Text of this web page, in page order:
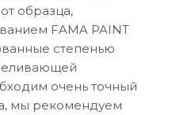
образца,
FAMA PAINT
степенью
очень точный
мы рекомендуем